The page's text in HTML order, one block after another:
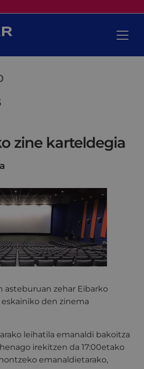
zine karteldegia
asteburuan zehar Eibarko
den zinema
leihatila emanaldi bakoitza
irekitzen da 17:00etako
emanaldietarako,